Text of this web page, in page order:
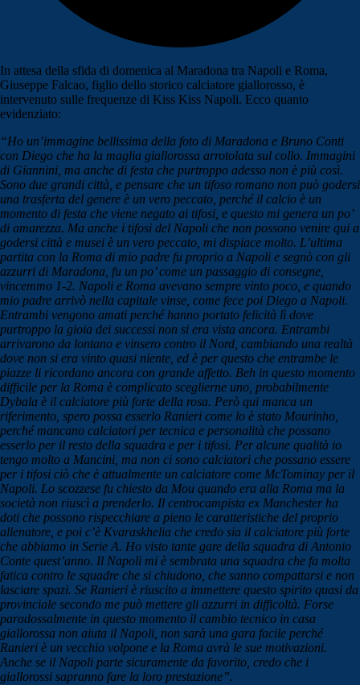
In attesa della sfida di domenica al Maradona tra Napoli e Roma,
Giuseppe Falcao, figlio dello storico calciatore giallorosso, è
intervenuto sulle frequenze di Kiss Kiss Napoli. Ecco quanto
evidenziato:
“Ho un’immagine bellissima della foto di Maradona e Bruno Conti
con Diego che ha la maglia giallorossa arrotolata sul collo. Immagini
di Giannini, ma anche di festa che purtroppo adesso non è più così.
Sono due grandi città, e pensare che un tifoso romano non può godersi
una trasferta del genere è un vero peccato, perché il calcio è un
momento di festa che viene negato ai tifosi, e questo mi genera un po’
di amarezza. Ma anche i tifosi del Napoli che non possono venire qui a
godersi città e musei è un vero peccato, mi dispiace molto. L’ultima
partita con la Roma di mio padre fu proprio a Napoli e segnò con gli
azzurri di Maradona, fu un po’ come un passaggio di consegne,
vincemmo 1-2. Napoli e Roma avevano sempre vinto poco, e quando
mio padre arrivò nella capitale vinse, come fece poi Diego a Napoli.
Entrambi vengono amati perché hanno portato felicità lì dove
purtroppo la gioia dei successi non si era vista ancora. Entrambi
arrivarono da lontano e vinsero contro il Nord, cambiando una realtà
dove non si era vinto quasi niente, ed è per questo che entrambe le
piazze li ricordano ancora con grande affetto. Beh in questo momento
difficile per la Roma è complicato sceglierne uno, probabilmente
Dybala è il calciatore più forte della rosa. Però qui manca un
riferimento, spero possa esserlo Ranieri come lo è stato Mourinho,
perché mancano calciatori per tecnica e personalità che possano
esserlo per il resto della squadra e per i tifosi. Per alcune qualità io
tengo molto a Mancini, ma non ci sono calciatori che possano essere
per i tifosi ciò che è attualmente un calciatore come McTominay per il
Napoli. Lo scozzese fu chiesto da Mou quando era alla Roma ma la
società non riuscì a prenderlo. Il centrocampista ex Manchester ha
doti che possono rispecchiare a pieno le caratteristiche del proprio
allenatore, e poi c’è Kvaraskhelia che credo sia il calciatore più forte
che abbiamo in Serie A. Ho visto tante gare della squadra di Antonio
Conte quest’anno. Il Napoli mi è sembrata una squadra che fa molta
fatica contro le squadre che si chiudono, che sanno compattarsi e non
lasciare spazi. Se Ranieri è riuscito a immettere questo spirito quasi da
provinciale secondo me può mettere gli azzurri in difficoltà. Forse
paradossalmente in questo momento il cambio tecnico in casa
giallorossa non aiuta il Napoli, non sarà una gara facile perché
Ranieri è un vecchio volpone e la Roma avrà le sue motivazioni.
Anche se il Napoli parte sicuramente da favorito, credo che i
giallorossi sapranno fare la loro prestazione”.